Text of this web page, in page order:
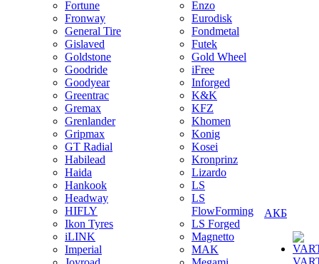
Fortune
Fronway
General Tire
Gislaved
Goldstone
Goodride
Goodyear
Greentrac
Gremax
Grenlander
Gripmax
GT Radial
Habilead
Haida
Hankook
Headway
HIFLY
Ikon Tyres
iLINK
Imperial
Enzo
Eurodisk
Fondmetal
Futek
Gold Wheel
iFree
Inforged
K&K
KFZ
Khomen
Konig
Kosei
Kronprinz
Lizardo
LS
LS
FlowForming
LS Forged
Magnetto
MAK
АКБ